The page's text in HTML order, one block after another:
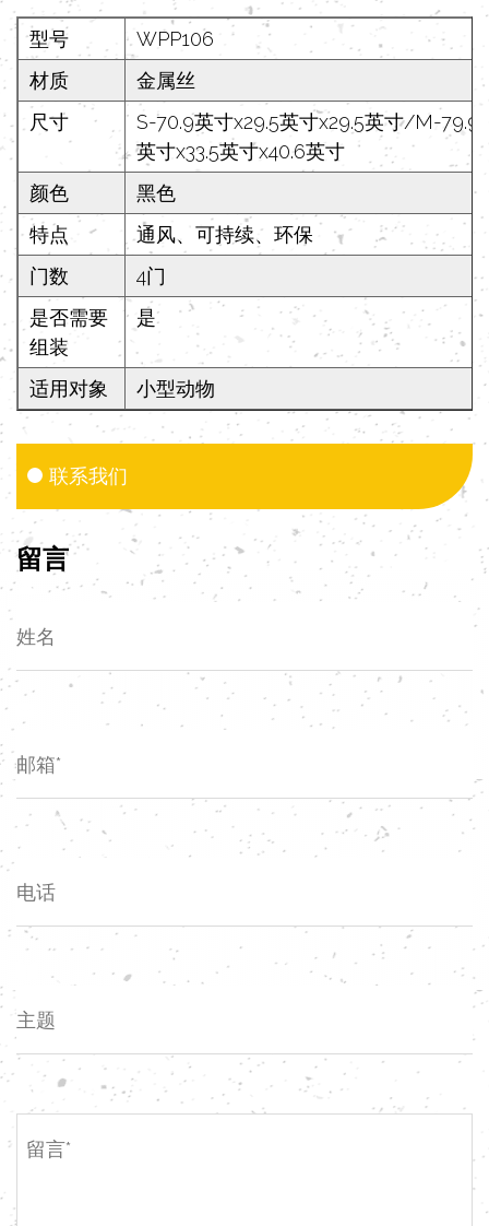
型号
WPP106
材质
金属丝
尺寸
S-70.9英寸x29.5英寸x29.5英寸/M-
英寸x33.5英寸x40.6英寸
颜色
黑色
特点
通风、可持续、环保
门数
4门
是否需要
组装
是
适用对象 小型动物
联系我们
留言